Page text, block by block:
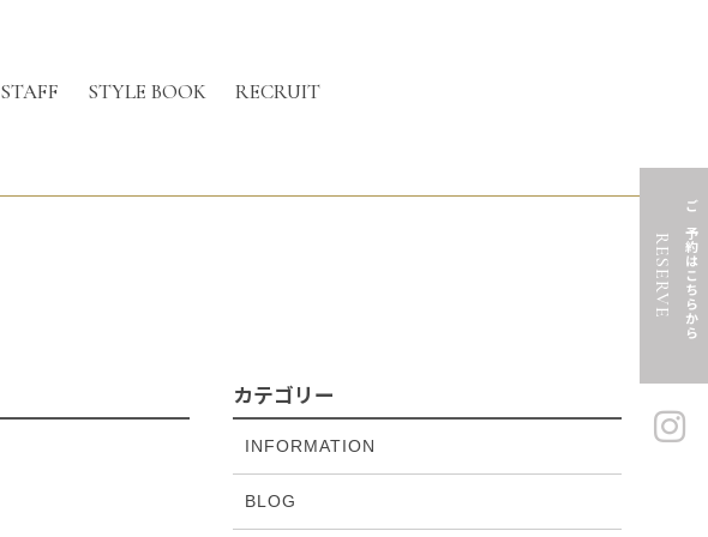
STAFF STYLE BOOK RECRUIT
ご予約はこちらから
RESERVE
カテゴリー
INFORMATION
BLOG